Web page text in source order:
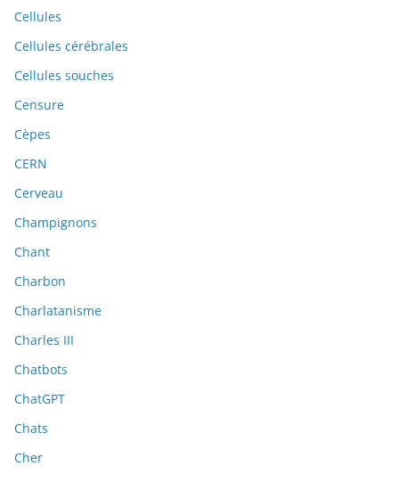
Cellules
Cellules cérébrales
Cellules souches
Censure
Cèpes
CERN
Cerveau
Champignons
Chant
Charbon
Charlatanisme
Charles III
Chatbots
ChatGPT
Chats
Cher